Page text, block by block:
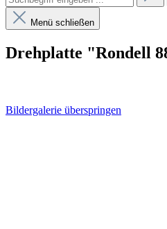
Menü schließen
Drehplatte "Rondell
Bildergalerie überspringen